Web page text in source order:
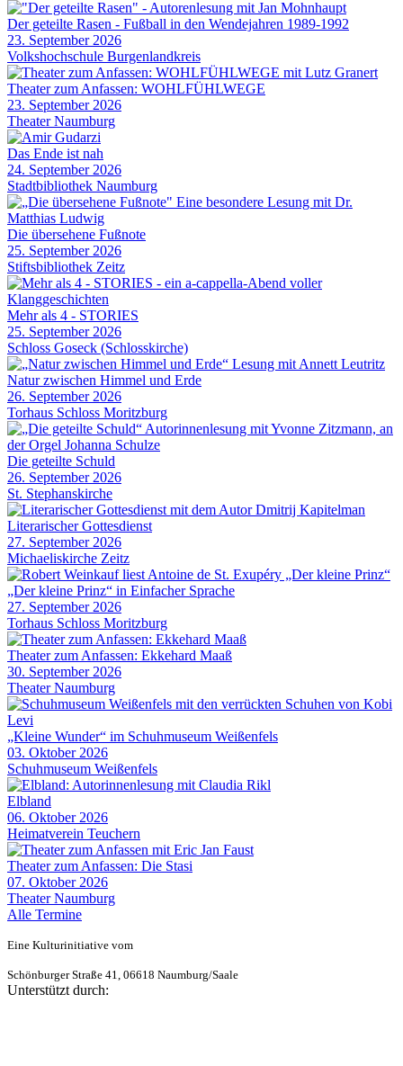
Der geteilte Rasen - Fußball in den Wendejahren 1989-1992
23. September 2026
Volkshochschule Burgenlandkreis
Theater zum Anfassen: WOHLFÜHLWEGE
23. September 2026
Theater Naumburg
Das Ende ist nah
24. September 2026
Stadtbibliothek Naumburg
Die übersehene Fußnote
25. September 2026
Stiftsbibliothek Zeitz
Mehr als 4 - STORIES
25. September 2026
Schloss Goseck (Schlosskirche)
Natur zwischen Himmel und Erde
26. September 2026
Torhaus Schloss Moritzburg
Die geteilte Schuld
26. September 2026
St. Stephanskirche
Literarischer Gottesdienst
27. September 2026
Michaeliskirche Zeitz
„Der kleine Prinz“ in Einfacher Sprache
27. September 2026
Torhaus Schloss Moritzburg
Theater zum Anfassen: Ekkehard Maaß
30. September 2026
Theater Naumburg
„Kleine Wunder“ im Schuhmuseum Weißenfels
03. Oktober 2026
Schuhmuseum Weißenfels
Elbland
06. Oktober 2026
Heimatverein Teuchern
Theater zum Anfassen: Die Stasi
07. Oktober 2026
Theater Naumburg
Alle Termine
Eine Kulturinitiative vom
Schönburger Straße 41, 06618 Naumburg/Saale
Unterstützt durch: